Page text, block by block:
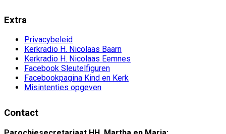
Extra
Privacybeleid
Kerkradio H. Nicolaas Baarn
Kerkradio H. Nicolaas Eemnes
Facebook Sleutelfiguren
Facebookpagina Kind en Kerk
Misintenties opgeven
Contact